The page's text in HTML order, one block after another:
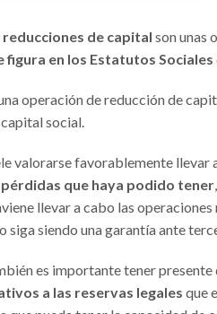
reducciones de capital son unas
figura en los Estatutos Sociales
operación de reducción de
social.
valorarse favorablemente llevar
pérdidas que haya podido tener
llevar a cabo las
siga siendo una garantía ante
es importante tener
a las reservas legales que